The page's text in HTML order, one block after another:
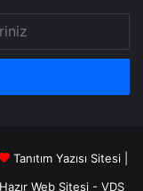
Tanıtım Yazısı Sitesi |
Hazır Web Sitesi - VDS